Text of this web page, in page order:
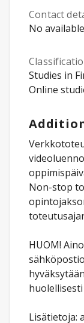
Contact
No
Studies in
Online
Non-stop
HUOM!
Lisätietoja: